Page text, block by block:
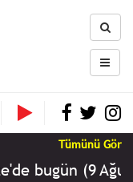
Tümünü Gör
(9 Ağustos